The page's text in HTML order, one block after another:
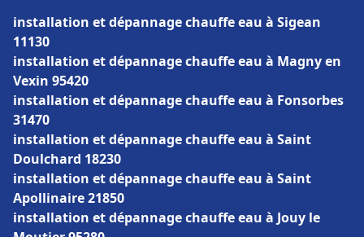
installation et dépannage chauffe eau à Sigean
11130
installation et dépannage chauffe eau à Magny en
Vexin 95420
installation et dépannage chauffe eau à Fonsorbes
31470
installation et dépannage chauffe eau à Saint
Doulchard 18230
installation et dépannage chauffe eau à Saint
Apollinaire 21850
installation et dépannage chauffe eau à Jouy le